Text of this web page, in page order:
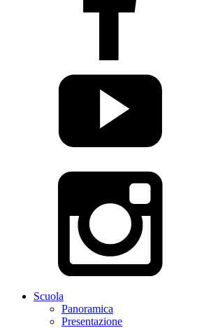
Scuola
Panoramica
Presentazione